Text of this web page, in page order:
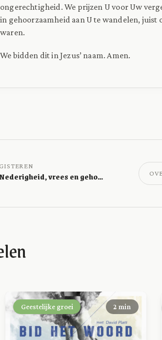
ongerechtigheid. We prijzen U voor Uw
in gehoorzaamheid aan U te wandelen,
waren.
We bidden dit in Jezus’ naam. Amen.
GISTEREN
Nederigheid, vrees en gehoorzaamheid (Jeremia 44:10)
Geestelijke groei 2 min